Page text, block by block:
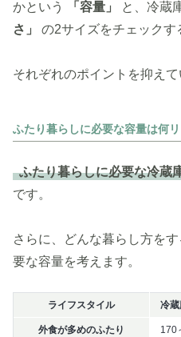
かという 「容量」 と、冷蔵
さ」 の2サイズをチェックす
それぞれのポイントを抑えて
ふたり暮らしに必要な容量は何
ふたり暮らしに必要な冷蔵
です。
さらに、どんな暮らし方を
要な容量を考えます。
ライフスタイル 冷
外食が多めのふたり 170